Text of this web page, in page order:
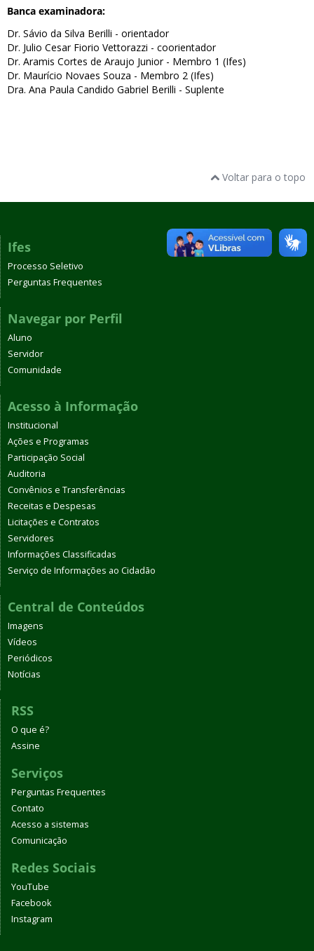
Banca examinadora:
Dr. Sávio da Silva Berilli - orientador
Dr. Julio Cesar Fiorio Vettorazzi - coorientador
Dr. Aramis Cortes de Araujo Junior - Membro 1 (Ifes)
Dr. Maurício Novaes Souza - Membro 2 (Ifes)
Dra. Ana Paula Candido Gabriel Berilli - Suplente
Voltar para o topo
Ifes
Processo Seletivo
Perguntas Frequentes
Navegar por Perfil
Aluno
Servidor
Comunidade
Acesso à Informação
Institucional
Ações e Programas
Participação Social
Auditoria
Convênios e Transferências
Receitas e Despesas
Licitações e Contratos
Servidores
Informações Classificadas
Serviço de Informações ao Cidadão
Central de Conteúdos
Imagens
Vídeos
Periódicos
Notícias
RSS
O que é?
Assine
Serviços
Perguntas Frequentes
Contato
Acesso a sistemas
Comunicação
Redes Sociais
YouTube
Facebook
Instagram